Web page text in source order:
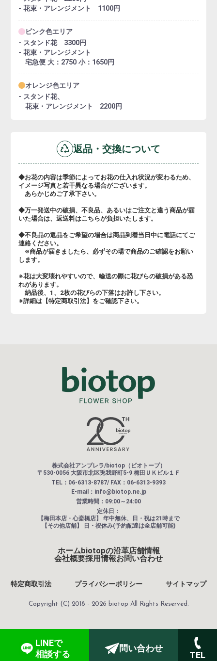
- 花束・アレンジメント 1100円
ピンク色エリア
- スタンド花 3300円
- 花束・アレンジメント
宅急便 大：2750 小：1650円
オレンジ色エリア
- スタンド花、
花束・アレンジメント 2200円
返品・交換について
◆お花の内容は季節によってお花の仕入れ状況が変わるため、
イメージ写真と若干異なる場合がございます。
あらかじめご了承下さい。
◆万一発送中の破損、不良品、あるいはご注文と違う商品が届
いた場合は、返送料はこちらが負担いたします。
◆不良品の返品をご希望の場合は商品到着当日中に電話にてご
連絡ください。
※商品が届きましたら、必ずその場で商品のご確認をお願い
します。
※花は大変壊れやすいので、輸送の際に花びらの破損がある恐
れがあります。
納品後、1、2枚の花びらの下落はお許し下さい。
※詳細は【特定商取引法】をご確認下さい。
株式会社アンブレラ/biotop（ビオトープ）
〒530-0056 大阪市北区兎我野町5-9 梅田ＵＫビル１Ｆ
TEL：06-6313-8787/ FAX：06-6313-9393
E-mail：info@biotop.ne.jp
営業時間：09:00～24:00
定休日：
【梅田本店・心斎橋店】 年中無休、日・祝は21時まで
【その他店舗】
日・祝休み(予約配達は全店舗可能)
ホームbiotopの沿革店舗情報
会社概要採用情報お問い合わせ
特定商取引法 プライバシーポリシー サイトマップ
Copyright (C) 2018 - 2026 biotop All Rights Reserved.
LINEで
相談する
問い合わせ
TEL